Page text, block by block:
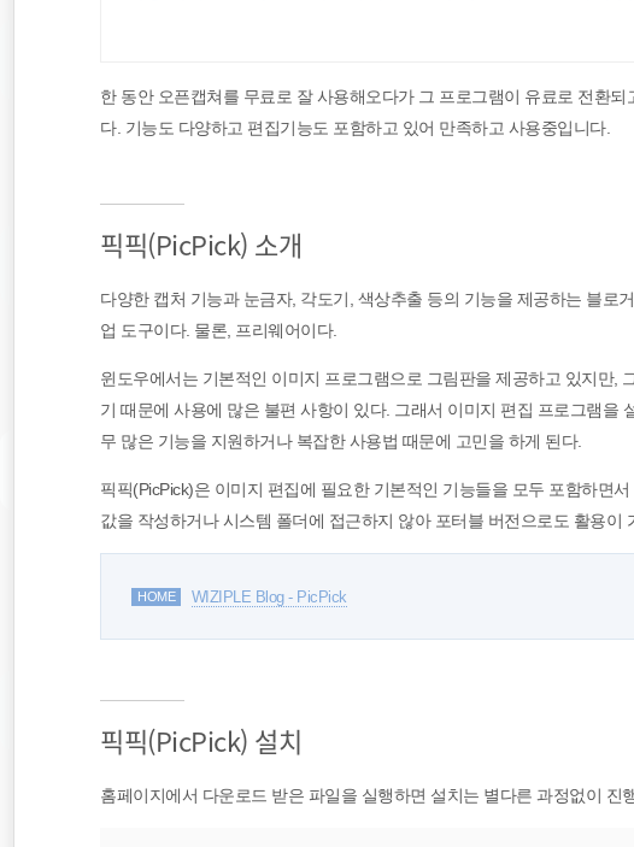
한 동안 오픈캡쳐를 무료로 잘 사용해오다가 그 프로그램이 유료로 전환
다. 기능도 다양하고 편집기능도 포함하고 있어 만족하고 사용중입니다.
픽픽(PicPick) 소개
다양한 캡처 기능과 눈금자, 각도기, 색상추출 등의 기능을 제공하는 블
업 도구이다. 물론, 프리웨어이다.
윈도우에서는 기본적인 이미지 프로그램으로 그림판을 제공하고 있지만,
기 때문에 사용에 많은 불편 사항이 있다. 그래서 이미지 편집 프로그램을
무 많은 기능을 지원하거나 복잡한 사용법 때문에 고민을 하게 된다.
픽픽(PicPick)은 이미지 편집에 필요한 기본적인 기능들을 모두 포함하면
값을 작성하거나 시스템 폴더에 접근하지 않아 포터블 버전으로도 활용이
HOME WIZIPLE Blog - PicPick
픽픽(PicPick) 설치
홈페이지에서 다운로드 받은 파일을 실행하면 설치는 별다른 과정없이 진